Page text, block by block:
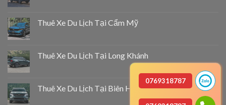
Thuê Xe Du Lịch Tại Cẩm Mỹ
Thuê Xe Du Lịch Tại Long Khánh
Thuê Xe Du Lịch Tại Biên Hòa
0769318787